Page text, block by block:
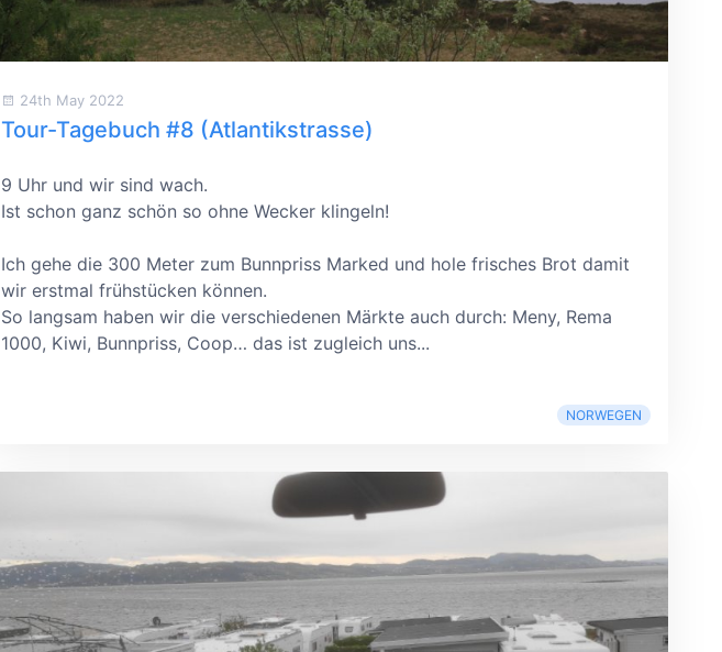
24th May 2022
Tour-Tagebuch #8 (Atlantikstrasse)
9 Uhr und wir sind wach.
Ist schon ganz schön so ohne Wecker klingeln!
Ich gehe die 300 Meter zum Bunnpriss Marked und hole frisches Brot damit
wir erstmal frühstücken können.
So langsam haben wir die verschiedenen Märkte auch durch: Meny, Rema
1000, Kiwi, Bunnpriss, Coop… das ist zugleich uns...
NORWEGEN